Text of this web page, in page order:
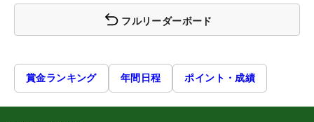
フルリーダーボード
賞金ランキング 年間日程 ポイント・成績